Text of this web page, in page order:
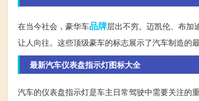
在当今社会，豪华车品牌层出不穷。迈凯伦、布加
让人向往。这些顶级豪车的标志展示了汽车制造的
最新汽车仪表盘指示灯图标大全
汽车的仪表盘指示灯是车主日常驾驶中需要关注的